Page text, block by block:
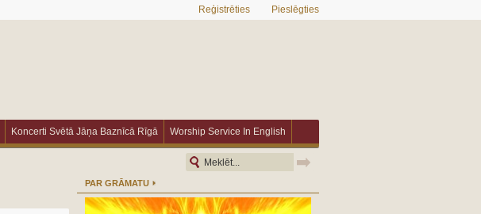
Reģistrēties Pieslēgties
Koncerti Svētā Jāņa Baznīcā Rīgā Worship Service In English
PAR GRĀMATU